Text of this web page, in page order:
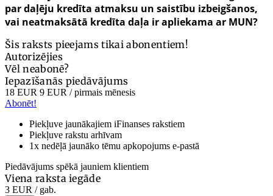
par daļēju kredīta atmaksu un saistību izbeigšanos,
vai neatmaksātā kredīta daļa ir apliekama ar MUN?
Šis raksts pieejams tikai abonentiem!
Autorizējies
Vēl neabonē?
Iepazīšanās piedāvājums
18 EUR 9 EUR / pirmais mēnesis
Abonēt!
Piekļuve jaunākajiem iFinanses rakstiem
Piekļuve rakstu arhīvam
1x nedēļā jaunāko tēmu apkopojums e-pastā
Piedāvājums spēkā jauniem klientiem
Viena raksta iegāde
3 EUR / gab.